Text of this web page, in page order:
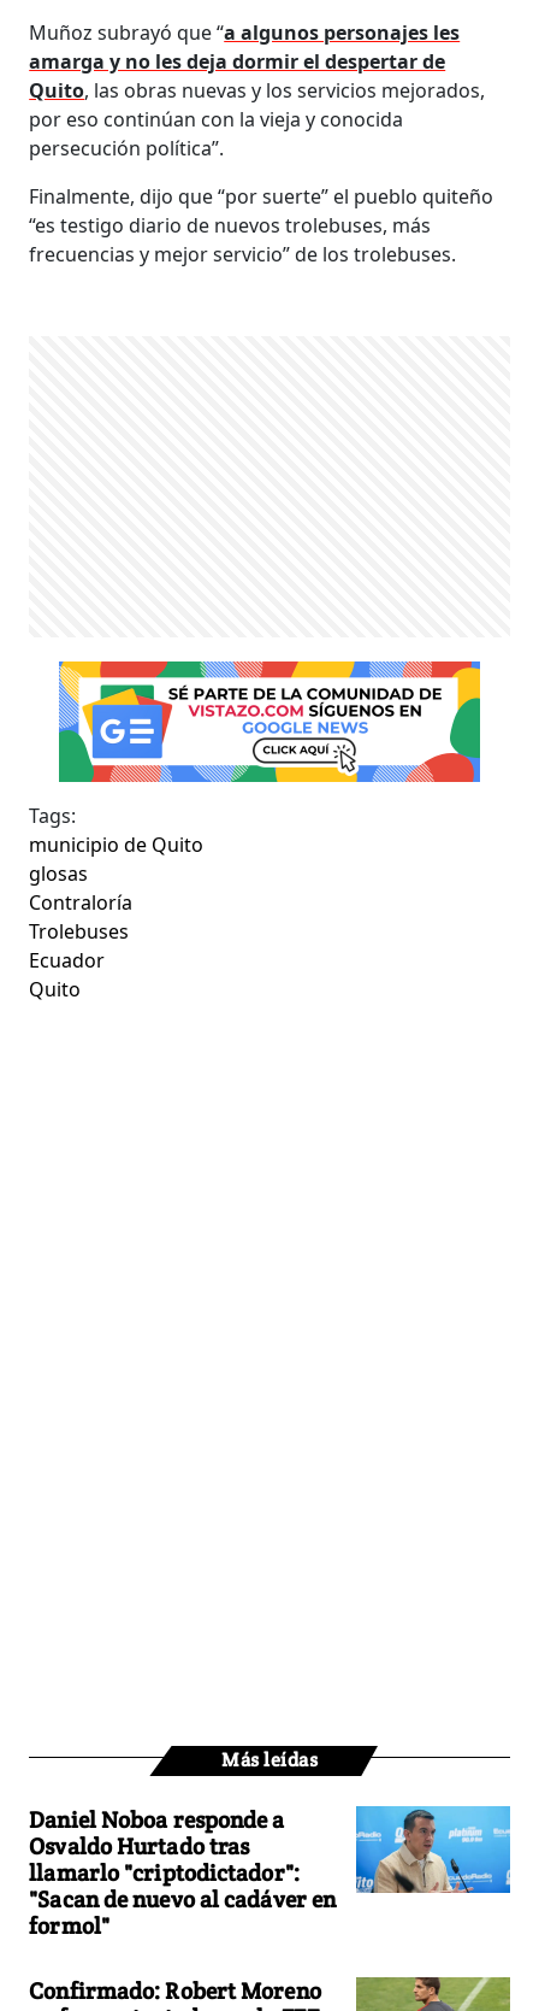
Muñoz subrayó que “a algunos personajes les
amarga y no les deja dormir el despertar de
Quito, las obras nuevas y los servicios mejorados,
por eso continúan con la vieja y conocida
persecución política”.
Finalmente, dijo que “por suerte” el pueblo quiteño
“es testigo diario de nuevos trolebuses, más
frecuencias y mejor servicio” de los trolebuses.
Tags:
municipio de Quito
glosas
Contraloría
Trolebuses
Ecuador
Quito
Más leídas
Daniel Noboa responde a
Osvaldo Hurtado tras
llamarlo "criptodictador":
"Sacan de nuevo al cadáver en
formol"
Confirmado: Robert Moreno